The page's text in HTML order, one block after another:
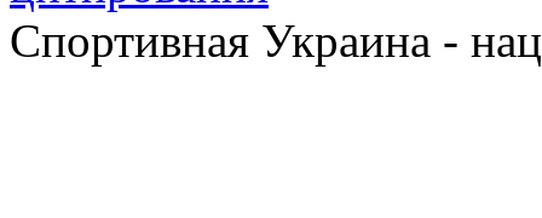
Спортивная Украина -